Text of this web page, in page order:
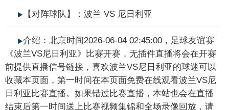
【对阵球队】：波兰 VS 尼日利亚
介绍：北京时间2026-06-04 02:45:00，足球友谊赛
《波兰VS尼日利亚》比赛开赛，无插件直播将会在开赛
前提供直播信号链接，喜欢波兰VS尼日利亚的球迷可以
收藏本页面，第一时间在本页面免费在线观看波兰VS尼
日利亚比赛直播。如果错过比赛直播，本站也会在直播
结束后第一时间送上比赛视频集锦和全场录像回放，请